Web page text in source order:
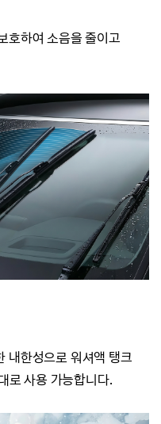
호하여 소음을 줄이고
내한성으로 워셔액 탱크
로 사용 가능합니다.